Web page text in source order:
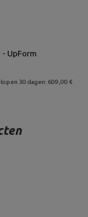
- UpForm
30 dagen: 609,00 €